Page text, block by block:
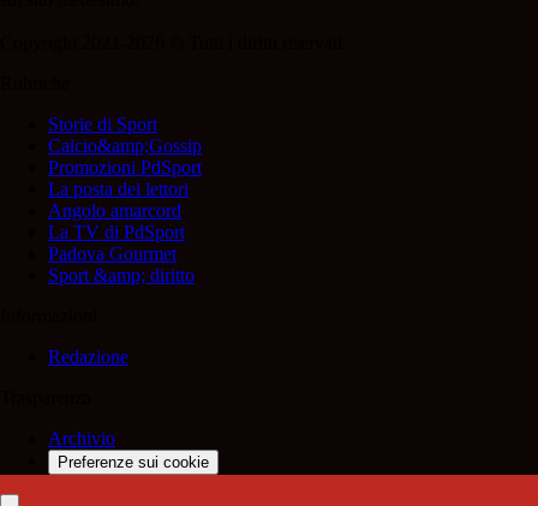
Storie di Sport
Calcio&amp;Gossip
Promozioni PdSport
La posta dei lettori
Angolo amarcord
La TV di PdSport
Padova Gourmet
Sport &amp; diritto
Redazione
Archivio
Preferenze sui cookie